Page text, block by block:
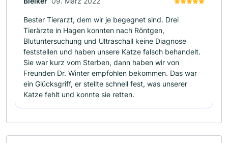
Bester Tierarzt, dem wir je begegnet sind. Drei
Tierärzte in Hagen konnten nach Röntgen,
Blutuntersuchung und Ultraschall keine Diagnose
feststellen und haben unsere Katze falsch behandelt.
Sie war kurz vom Sterben, dann haben wir von
Freunden Dr. Winter empfohlen bekommen. Das war
ein Glücksgriff, er stellte schnell fest, was unserer
Katze fehlt und konnte sie retten.